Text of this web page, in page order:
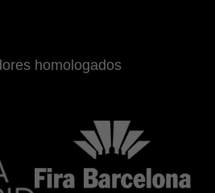
homologados